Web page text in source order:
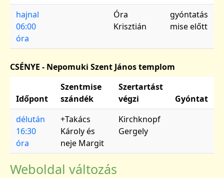
hajnal
06:00
óra
Óra
Krisztián
gyóntatás
mise előtt
CSÉNYE - Nepomuki Szent János templom
Időpont
Szentmise
szándék
Szertartást
végzi
Gyóntat
délután
16:30
óra
+Takács
Károly és
neje Margit
Kirchknopf
Gergely
Weboldal változás